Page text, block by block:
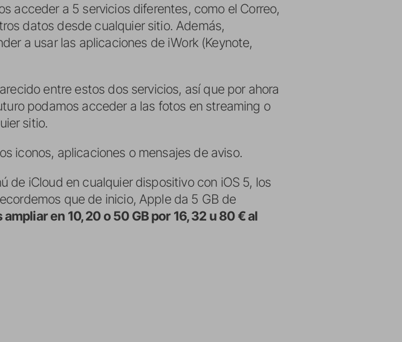
acceder a 5 servicios diferentes, como el Correo,
datos desde cualquier sitio. Además,
a usar las aplicaciones de iWork (Keynote,
entre estos dos servicios, así que por ahora
podamos acceder a las fotos en streaming o
sitio.
iconos, aplicaciones o mensajes de aviso.
de iCloud en cualquier dispositivo con iOS 5, los
que de inicio, Apple da 5 GB de
en 10, 20 o 50 GB por 16, 32 u 80 € al